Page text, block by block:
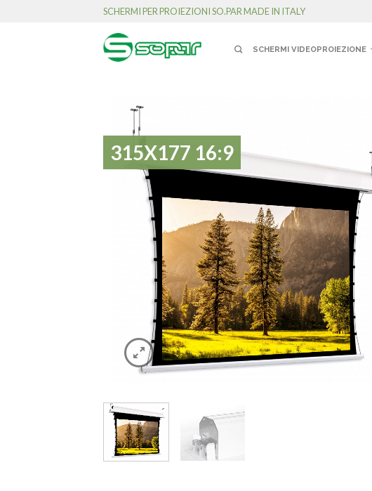
SCHERMI PER PROIEZIONI SO.PAR MADE IN ITALY
SCHERMI VIDEOPROIEZIONE
315X177 16:9